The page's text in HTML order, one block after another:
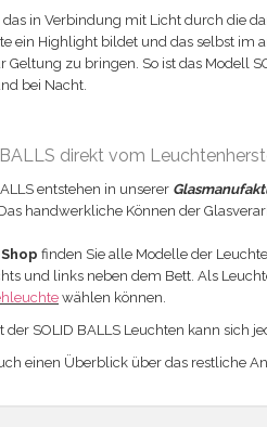
das in Verbindung mit Licht durch die
ein Highlight bildet und das selbst im
Geltung zu bringen. So ist das Modell
bei Nacht.
direkt vom
entstehen in unserer
handwerkliche Können der
finden Sie alle Modelle der
und links neben dem Bett. Als
wählen können.
der SOLID BALLS Leuchten kann sich
einen Überblick über das restliche